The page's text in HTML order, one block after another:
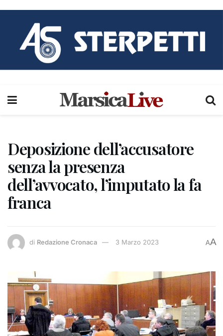
Deposizione dell’accusatore
senza la presenza
dell’avvocato, l’imputato la fa
franca
di Redazione Cronaca 3 Marzo 2023 AA